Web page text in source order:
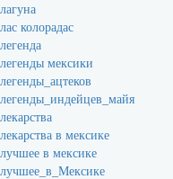
лагуна
лас колорадас
легенда
легенды мексики
легенды_ацтеков
легенды_индейцев_майя
лекарства
лекарства в мексике
лучшее в мексике
лучшее_в_Мексике